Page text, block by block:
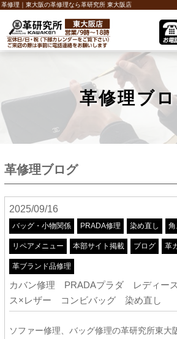
革修理｜東大阪の革修理なら革研究所 東大阪店
革修理ブ
革修理ブログ
2025/09/16
バッグ・小物関係 PRADA修理 染め直し
リペアメニュー 本部サイト掲載 ブログ 革
革ブランド品修理
カバン修理 PRADAプラダ レディー
ス×レザー コンビバッグ 染め直し
ソファー修理、バッグ修理の革研究所東大